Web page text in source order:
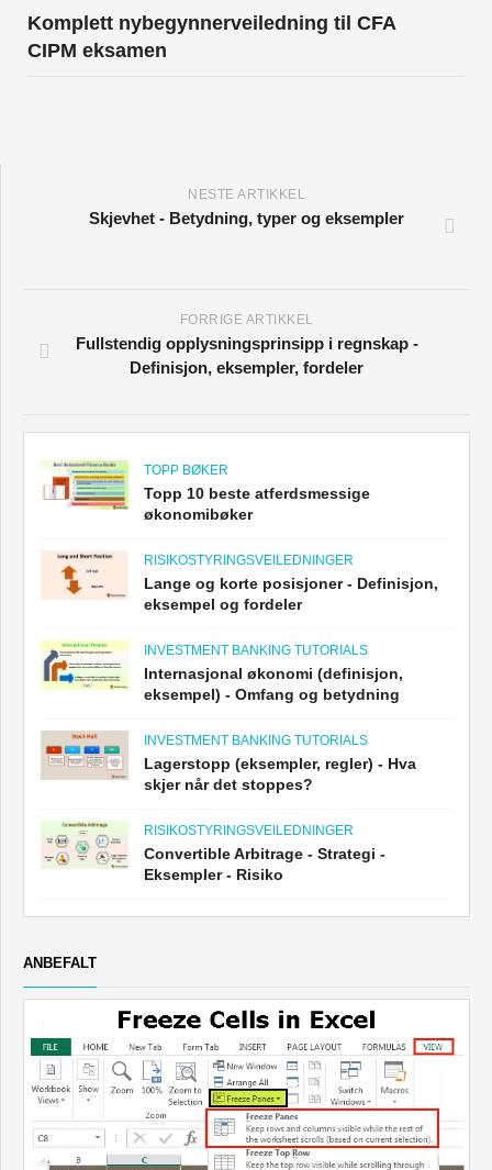
Komplett nybegynnerveiledning til CFA
CIPM eksamen
NESTE ARTIKKEL
Skjevhet - Betydning, typer og eksempler
FORRIGE ARTIKKEL
Fullstendig opplysningsprinsipp i regnskap -
Definisjon, eksempler, fordeler
TOPP BØKER
Topp 10 beste atferdsmessige
økonomibøker
RISIKOSTYRINGSVEILEDNINGER
Lange og korte posisjoner - Definisjon,
eksempel og fordeler
INVESTMENT BANKING TUTORIALS
Internasjonal økonomi (definisjon,
eksempel) - Omfang og betydning
INVESTMENT BANKING TUTORIALS
Lagerstopp (eksempler, regler) - Hva
skjer når det stoppes?
RISIKOSTYRINGSVEILEDNINGER
Convertible Arbitrage - Strategi -
Eksempler - Risiko
ANBEFALT